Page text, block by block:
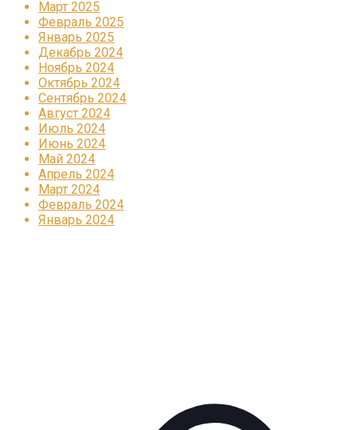
Март 2025
Февраль 2025
Январь 2025
Декабрь 2024
Ноябрь 2024
Октябрь 2024
Сентябрь 2024
Август 2024
Июль 2024
Июнь 2024
Май 2024
Апрель 2024
Март 2024
Февраль 2024
Январь 2024